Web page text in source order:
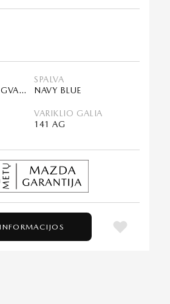
BENZININIS, LENGVASIS HIBRIDAS (MHEV)
SPALVA
NAVY BLUE
VARIKLIO GALIA
141 AG